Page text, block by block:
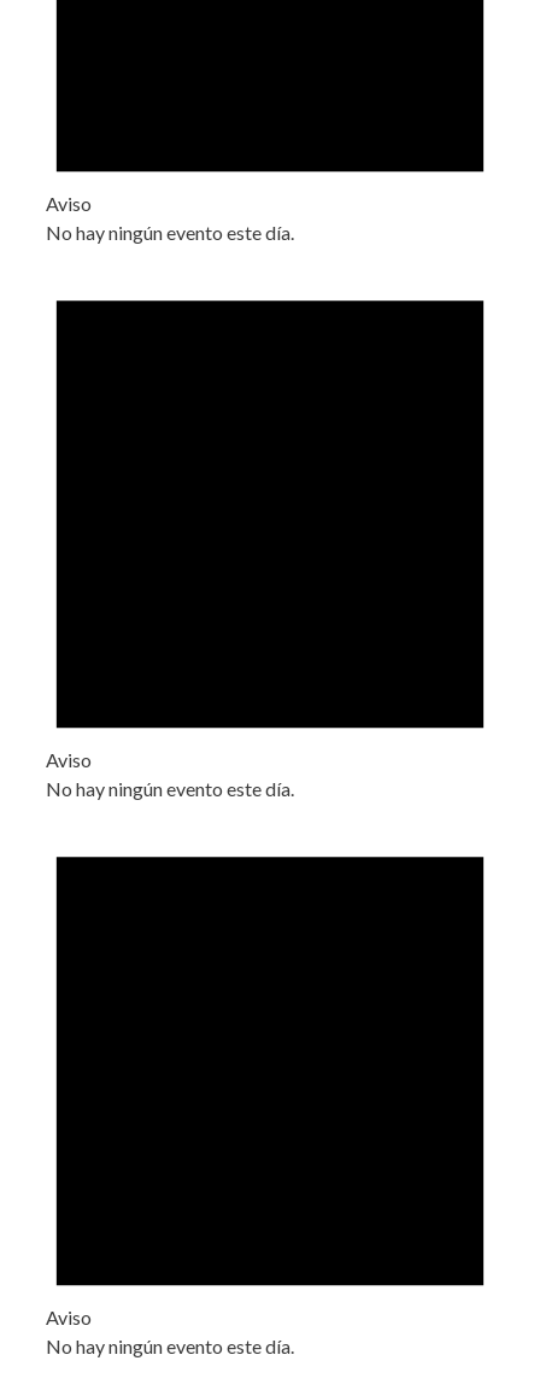
Aviso
No hay ningún evento este día.
Aviso
No hay ningún evento este día.
Aviso
No hay ningún evento este día.